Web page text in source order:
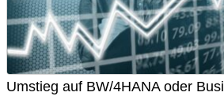
Umstieg auf BW/4HANA oder